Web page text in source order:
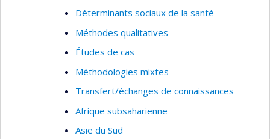
Déterminants sociaux de la santé
Méthodes qualitatives
Études de cas
Méthodologies mixtes
Transfert/échanges de connaissances
Afrique subsaharienne
Asie du Sud